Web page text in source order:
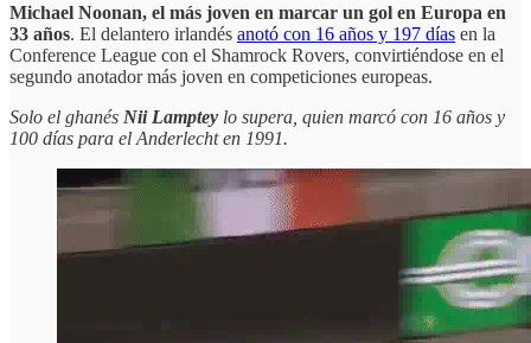
Michael Noonan, el más joven en marcar un gol en Europa en
33 años. El delantero irlandés anotó con 16 años y 197 días en la
Conference League con el Shamrock Rovers, convirtiéndose en el
segundo anotador más joven en competiciones europeas.
Solo el ghanés Nii Lamptey lo supera, quien marcó con 16 años y
100 días para el Anderlecht en 1991.